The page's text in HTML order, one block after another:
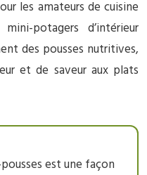
les amateurs de cuisine
potagers d’intérieur
des pousses nutritives,
et de saveur aux plats
est une façon